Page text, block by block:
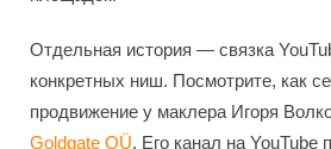
Отдельная история — связка
конкретных ниш. Посмотрите, как
продвижение у маклера Игоря
Goldgate OÜ. Его канал на YouTube